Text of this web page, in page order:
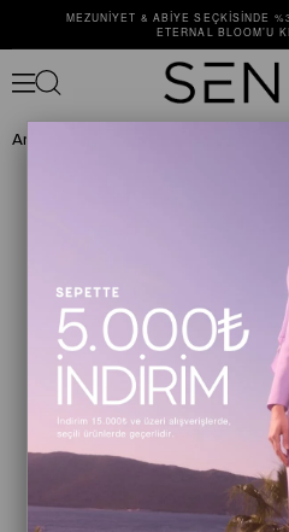
MEZUNIYET & ABIYE SEÇKISINDE
ETERNAL BLOOM’U
Anasayfa